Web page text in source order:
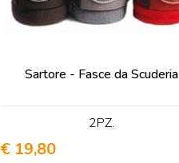
Sartore - Fasce da Scuderia
2PZ.
€ 19,80